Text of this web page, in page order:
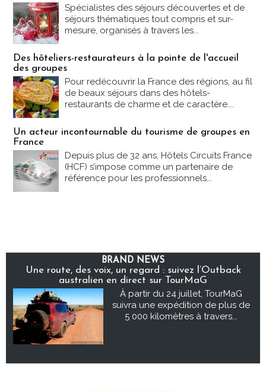
Spécialistes des séjours découvertes et de
séjours thématiques tout compris et sur-
mesure, organisés à travers les...
Des hôteliers-restaurateurs à la pointe de l'accueil
des groupes
Pour redécouvrir la France des régions, au fil
de beaux séjours dans des hôtels-
restaurants de charme et de caractère....
Un acteur incontournable du tourisme de groupes en
France
Depuis plus de 32 ans, Hôtels Circuits France
(HCF) s’impose comme un partenaire de
référence pour les professionnels...
BRAND NEWS
Une route, des voix, un regard : suivez l’Outback
australien en direct sur TourMaG
À partir du 24 juillet, TourMaG
suivra une expédition de plus de
5 000 kilomètres à travers...